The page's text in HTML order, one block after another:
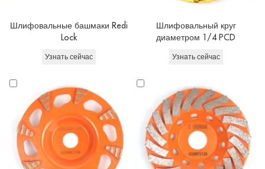
Шлифовальные башмаки Redi
Lock
Узнать сейчас
Шлифовальный круг
диаметром 1/4 PCD
Узнать сейчас